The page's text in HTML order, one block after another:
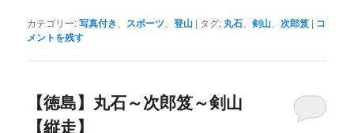
カテゴリー:写真付き スポーツ 、登山 | タグ: 丸石 、剣山 、次郎笈 | コ
メントを残す
【徳島】丸石～次郎笈～剣山
【縦走】